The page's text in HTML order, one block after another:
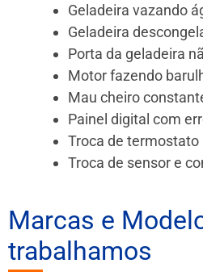
Geladeira vazando
Geladeira
Porta da geladeira
Motor fazendo
Mau cheiro
Painel digital com
Troca de termostato
Troca de sensor e
Marcas e
trabalhamos